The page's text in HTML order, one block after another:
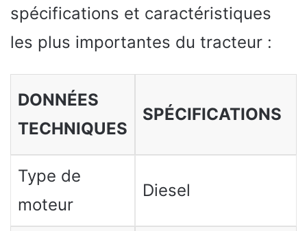
spécifications et caractéristiques
les plus importantes du tracteur :
DONNÉES
TECHNIQUES
SPÉCIFICATIONS
Type de
moteur
Diesel